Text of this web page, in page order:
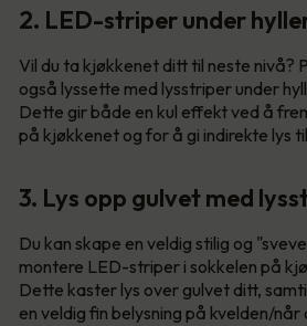
2. LED-striper under
Vil du ta kjøkkenet ditt til neste nivå?
også lyssette med lysstriper under
Dette gir både en kul effekt ved å
på kjøkkenet og for å gi indirekte lys
3. Lys opp gulvet med
Du kan skape en veldig stilig og
montere LED-striper i sokkelen på
Dette kaster lys over gulvet ditt,
en veldig fin belysning på kvelden/